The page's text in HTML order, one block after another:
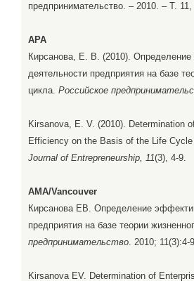
предпринимательство. – 2010. – Т.
APA
Кирсанова, Е. В. (2010).
деятельности предприятия на базе
цикла. Российское
Kirsanova, E. V. (2010). Determination
Efficiency on the Basis of the Life Cycle
Journal of Entrepreneurship, 11(3), 4-9.
AMA/Vancouver
Кирсанова ЕВ. Определение
предприятия на базе теории
предпринимательство. 2010; 11(3):4-
Kirsanova EV. Determination of